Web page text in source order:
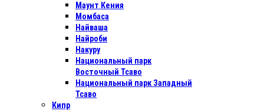
Маунт Кения
Момбаса
Найваша
Найроби
Накуру
Национальный парк
Восточный Тсаво
Национальный парк Западный
Тсаво
Кипр